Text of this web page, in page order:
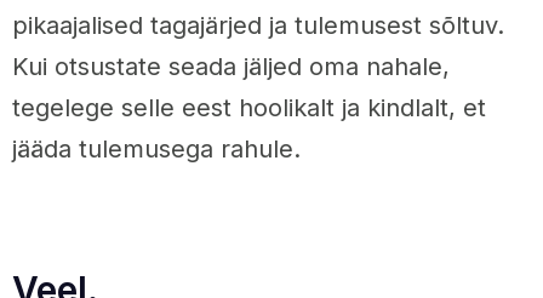
pikaajalised tagajärjed ja tulemusest sõltuv.
Kui otsustate seada jäljed oma nahale,
tegelege selle eest hoolikalt ja kindlalt, et
jääda tulemusega rahule.